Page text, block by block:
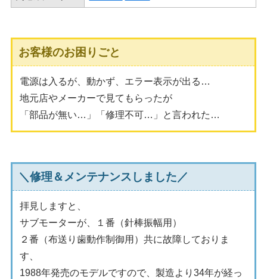
お客様のお困りごと
電源は入るが、動かず、エラー表示が出る…
地元店やメーカーで見てもらったが
「部品が無い…」「修理不可…」と言われた…
＼修理＆メンテナンスしました／
拝見しますと、
サブモーターが、１番（針棒振幅用）
２番（布送り歯動作制御用）共に故障しておりま
す、
1988年発売のモデルですので、製造より34年が経っ